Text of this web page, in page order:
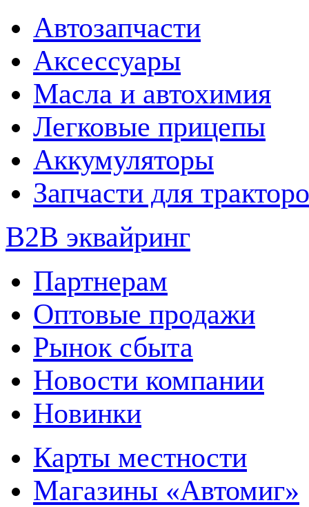
Автозапчасти
Аксессуары
Масла и автохимия
Легковые прицепы
Аккумуляторы
Запчасти для
B2B эквайринг
Партнерам
Оптовые продажи
Рынок сбыта
Новости компании
Новинки
Карты местности
Магазины «Автомиг»